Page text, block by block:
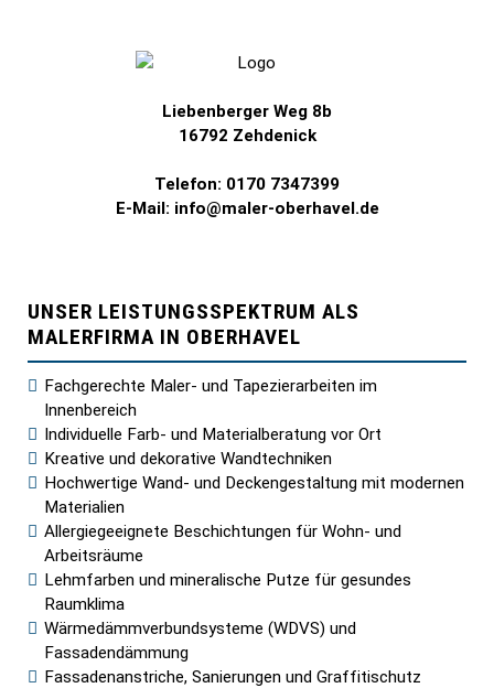
Liebenberger Weg 8b
16792 Zehdenick
Telefon: 0170 7347399
E-Mail: info@maler-oberhavel.de
UNSER LEISTUNGSSPEKTRUM ALS
MALERFIRMA IN OBERHAVEL
Fachgerechte Maler- und Tapezierarbeiten im
Innenbereich
Individuelle Farb- und Materialberatung vor Ort
Kreative und dekorative Wandtechniken
Hochwertige Wand- und Deckengestaltung mit modernen
Materialien
Allergiegeeignete Beschichtungen für Wohn- und
Arbeitsräume
Lehmfarben und mineralische Putze für gesundes
Raumklima
Wärmedämmverbundsysteme (WDVS) und
Fassadendämmung
Fassadenanstriche, Sanierungen und Graffitischutz